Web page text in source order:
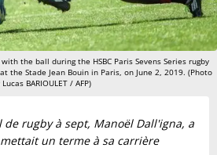
the ball during the HSBC Paris Sevens Series rugby
the Stade Jean Bouin in Paris, on June 2, 2019. (Photo
BARIOULET / AFP)
rugby à sept, Manoël Dall'igna, a
un terme à sa carrière